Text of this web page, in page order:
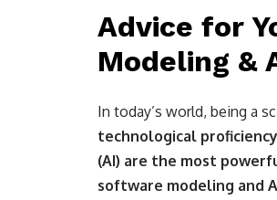
Advice for
Modeling &
In today’s world, being a
technological
(AI) are the most
software modeling and